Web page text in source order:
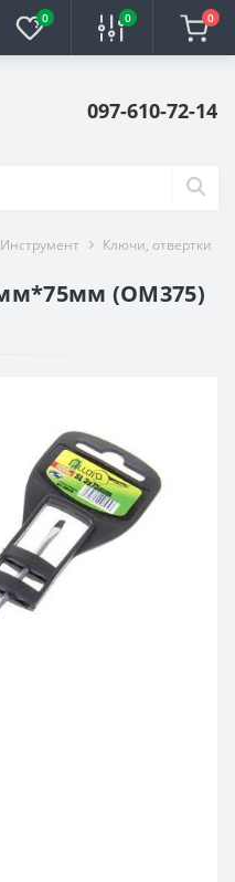
0 0 0
097-610-72-14
Инструмент Ключи, отвертки
(OM375)